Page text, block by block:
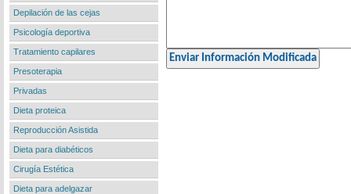
Depilación de las cejas
Psicología deportiva
Tratamiento capilares
Presoterapia
Privadas
Dieta proteica
Reproducción Asistida
Dieta para diabéticos
Cirugía Estética
Dieta para adelgazar